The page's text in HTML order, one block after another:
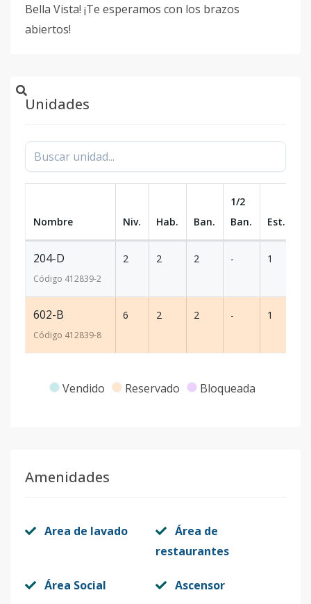
Bella Vista! ¡Te esperamos con los brazos
abiertos!
Unidades
Nombre Niv. Hab. Ban.
1/2
Ban.
Est.
204-D
Código 412839-2
2 2 2 - 1
602-B
Código 412839-8
6 2 2 - 1
Vendido Reservado Bloqueada
Amenidades
Area de lavado
Área de
restaurantes
Área Social Ascensor